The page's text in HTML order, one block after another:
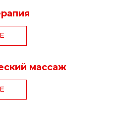
массаж